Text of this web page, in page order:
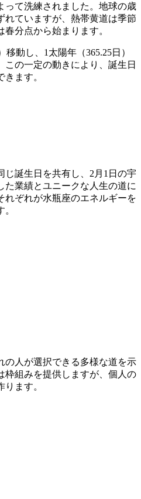
って洗練されました。地球の歳
れていますが、熱帯黄道は季節
分点から始まります。
移動し、1太陽年（365.25日）
この一定の動きにより、誕生日
ます。
じ誕生日を共有し、2月1日の宇
た業績とユニークな人生の道に
れぞれが水瓶座のエネルギーを
の人が選択できる多様な道を示
枠組みを提供しますが、個人の
ます。